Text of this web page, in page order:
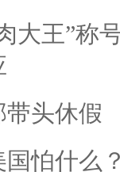
大王”称
头休假
怕什么